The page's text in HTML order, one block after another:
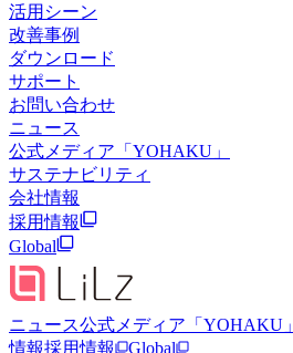
活用シーン
改善事例
ダウンロード
サポート
お問い合わせ
ニュース
公式メディア「YOHAKU」
サステナビリティ
会社情報
採用情報
Global
ニュース公式メディア「YOHAKU」
情報採用情報 Global